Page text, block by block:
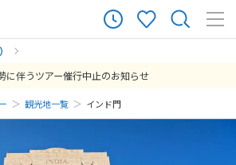
履歴がありません
まだ登録がありません
に伴うツアー催行中止のお知らせ
観光地一覧 インド門